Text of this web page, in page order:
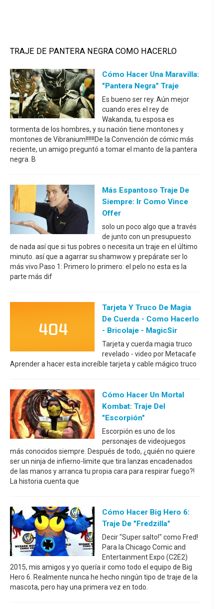
TRAJE DE PANTERA NEGRA COMO HACERLO
Cómo Hacer Una Maravilla:
"Pantera Negra" Traje
Es bueno ser rey. Aún mejor
cuando eres el rey de
Wakanda, tu esposa es
tormenta de los hombres, y su nación tiene montones y
montones de Vibranium!!!!!!De la Convención de cómic más
reciente, un amigo preguntó a tomar el manto de la pantera
negra. B
Más Espantoso Traje De
Siempre: Ir Como Vince
Offer
solo un poco algo que a través
de junto con un presupuesto
de nada así que si tus pobres o necesita un traje en el último
minuto. así que a agarrar su shamwow y prepárate ser lo
más vivo.Paso 1: Primero lo primero: el pelo no esta es la
parte más dif
Tarjeta Y Truco De Magia
De Cuerda - Como Hacerlo
- Bricolaje - MagicSir
Tarjeta y cuerda magia truco
revelado - video por Metacafe
Aprender a hacer esta increíble tarjeta y cable mágico truco
Cómo Hacer Un Mortal
Kombat: Traje Del
"Escorpión"
Escorpión es uno de los
personajes de videojuegos
más conocidos siempre. Después de todo, ¿quién no quiere
ser un ninja de infierno-limite que tira lanzas encadenados
de las manos y arranca tu propia cara para respirar fuego?!
La historia cuenta que
Cómo Hacer Big Hero 6:
Traje De "Fredzilla"
Decir "Super salto!" como Fred!
Para la Chicago Comic and
Entertainment Expo (C2E2)
2015, mis amigos y yo quería ir como todo el equipo de Big
Hero 6. Realmente nunca he hecho ningún tipo de traje de la
mascota, pero hay una primera vez en todo.